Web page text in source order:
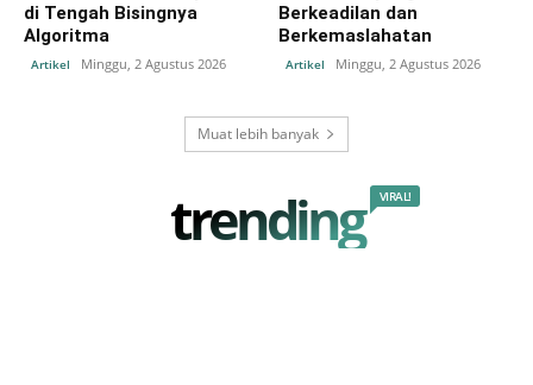
di Tengah Bisingnya
Algoritma
Artikel Minggu, 2 Agustus 2026
Berkeadilan dan
Berkemaslahatan
Artikel Minggu, 2 Agustus 2026
Muat lebih banyak
trending VIRAL!